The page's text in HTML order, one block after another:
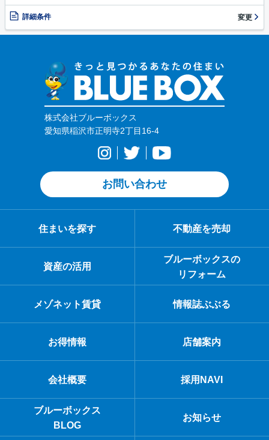
詳細条件 変更
株式会社ブルーボックス
愛知県稲沢市正明寺2丁目16-4
お問い合わせ
住まいを探す 不動産を売却
資産の活用
ブルーボックスの
リフォーム
メゾネット賃貸 情報誌ぶぶる
お得情報 店舗案内
会社概要 採用NAVI
ブルーボックス
BLOG
お知らせ